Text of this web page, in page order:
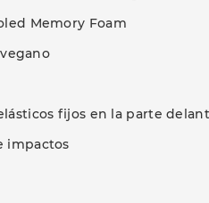
Memory Foam
fijos en la parte
impactos